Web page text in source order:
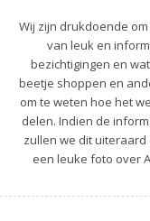
Wij zijn drukdoende
van leuk en
bezichtigingen en
beetje shoppen en
om te weten hoe het
delen. Indien de
zullen we dit
een leuke foto over